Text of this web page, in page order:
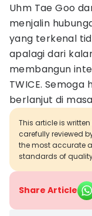
Uhm Tae Goo
menjalin
yang terkenal
apalagi dari
membangun
TWICE.
berlanjut di
This article is
carefully reviewed
the most accurate
standards of
Share Article